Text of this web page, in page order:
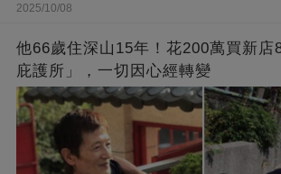
2025/10/08
他66歲住深山15年！花200萬買新店
庇護所」，一切因心經轉變